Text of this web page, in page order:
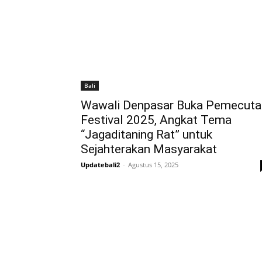
Bali
Wawali Denpasar Buka
Festival 2025, Angkat Tema
“Jagaditaning Rat” untuk
Sejahterakan Masyarakat
Updatebali2 - Agustus 15, 2025